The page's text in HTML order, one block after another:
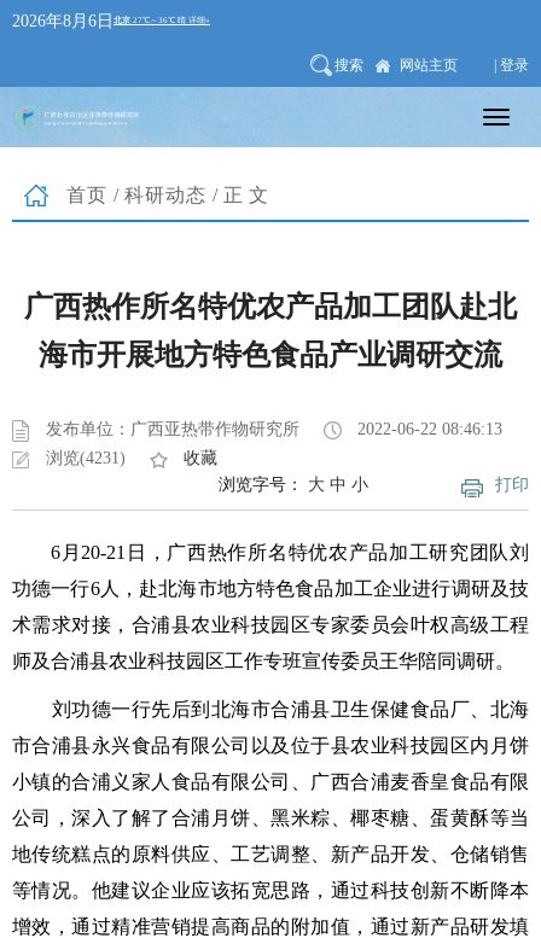
2026年8月6日
搜索 网站主页 | 登录
首页 / 科研动态 /正文
广西热作所名特优农产品加工团队赴北
海市开展地方特色食品产业调研交流
发布单位：广西亚热带作物研究所
2022-06-22 08:46:13
浏览(4231)
收藏
打印
浏览字号： 大 中 小
6月20-21日，广西热作所名特优农产品加工研究团队刘
功德一行6人，赴北海市地方特色食品加工企业进行调研及技
术需求对接，合浦县农业科技园区专家委员会叶权高级工程
师及合浦县农业科技园区工作专班宣传委员王华陪同调研。
刘功德一行先后到北海市合浦县卫生保健食品厂、北海
市合浦县永兴食品有限公司以及位于县农业科技园区内月饼
小镇的合浦义家人食品有限公司、广西合浦麦香皇食品有限
公司，深入了解了合浦月饼、黑米粽、椰枣糖、蛋黄酥等当
地传统糕点的原料供应、工艺调整、新产品开发、仓储销售
等情况。他建议企业应该拓宽思路，通过科技创新不断降本
增效，通过精准营销提高商品的附加值，通过新产品研发填